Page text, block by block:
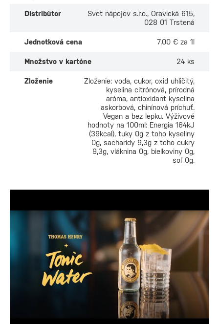
Distribútor
Svet nápojov s.r.o., Oravická 615,
028 01 Trstená
Jednotková cena 7,00 € za 1l
Množstvo v kartóne 24 ks
Zloženie
Zloženie: voda, cukor, oxid uhličitý,
kyselina citrónová, prírodná
aróma, antioxidant kyselina
askorbová, chinínová príchuť.
Vegan a bez lepku. Výživové
hodnoty na 100ml: Energia 164kJ
(39kcal), tuky 0g z toho kyseliny
0g, sacharidy 9,3g z toho cukry
9,3g, vláknina 0g, bielkoviny 0g,
soľ 0g.